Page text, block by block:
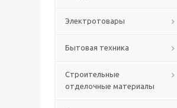
Электротовары
Бытовая техника
Строительные
отделочные материалы